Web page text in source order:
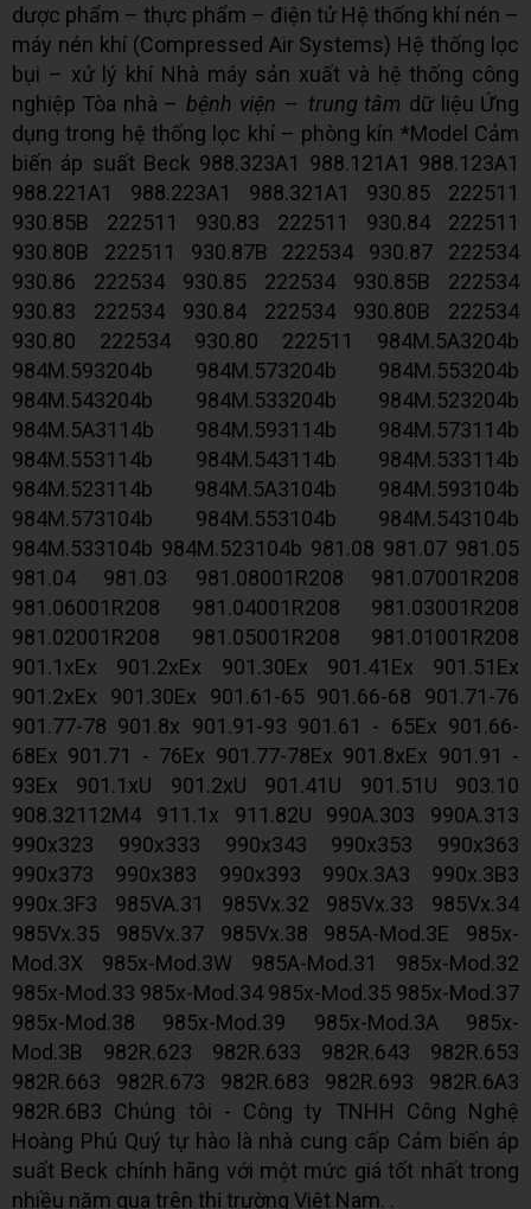
dược phẩm – thực phẩm – điện tử Hệ thống khí nén –
máy nén khí (Compressed Air Systems) Hệ thống lọc
bụi – xử lý khí Nhà máy sản xuất và hệ thống công
nghiệp Tòa nhà – bệnh viện – trung tâm dữ liệu Ứng
dụng trong hệ thống lọc khí – phòng kín *Model Cảm
biến áp suất Beck 988.323A1 988.121A1 988.123A1
988.221A1 988.223A1 988.321A1 930.85 222511
930.85B 222511 930.83 222511 930.84 222511
930.80B 222511 930.87B 222534 930.87 222534
930.86 222534 930.85 222534 930.85B 222534
930.83 222534 930.84 222534 930.80B 222534
930.80 222534 930.80 222511 984M.5A3204b
984M.593204b 984M.573204b 984M.553204b
984M.543204b 984M.533204b 984M.523204b
984M.5A3114b 984M.593114b 984M.573114b
984M.553114b 984M.543114b 984M.533114b
984M.523114b 984M.5A3104b 984M.593104b
984M.573104b 984M.553104b 984M.543104b
984M.533104b 984M.523104b 981.08 981.07 981.05
981.04 981.03 981.08001R208 981.07001R208
981.06001R208 981.04001R208 981.03001R208
981.02001R208 981.05001R208 981.01001R208
901.1xEx 901.2xEx 901.30Ex 901.41Ex 901.51Ex
901.2xEx 901.30Ex 901.61-65 901.66-68 901.71-76
901.77-78 901.8x 901.91-93 901.61 - 65Ex 901.66-
68Ex 901.71 - 76Ex 901.77-78Ex 901.8xEx 901.91 -
93Ex 901.1xU 901.2xU 901.41U 901.51U 903.10
908.32112M4 911.1x 911.82U 990A.303 990A.313
990x323 990x333 990x343 990x353 990x363
990x373 990x383 990x393 990x.3A3 990x.3B3
990x.3F3 985VA.31 985Vx.32 985Vx.33 985Vx.34
985Vx.35 985Vx.37 985Vx.38 985A-Mod.3E 985x-
Mod.3X 985x-Mod.3W 985A-Mod.31 985x-Mod.32
985x-Mod.33 985x-Mod.34 985x-Mod.35 985x-Mod.37
985x-Mod.38 985x-Mod.39 985x-Mod.3A 985x-
Mod.3B 982R.623 982R.633 982R.643 982R.653
982R.663 982R.673 982R.683 982R.693 982R.6A3
982R.6B3 Chúng tôi - Công ty TNHH Công Nghệ
Hoàng Phú Quý tự hào là nhà cung cấp Cảm biến áp
suất Beck chính hãng với một mức giá tốt nhất trong
nhiều năm qua trên thị trường Việt Nam. .